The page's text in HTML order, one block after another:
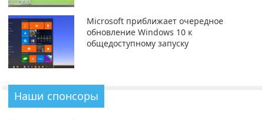
Microsoft приближает очередное
обновление Windows 10 к
общедоступному запуску
Наши спонсоры